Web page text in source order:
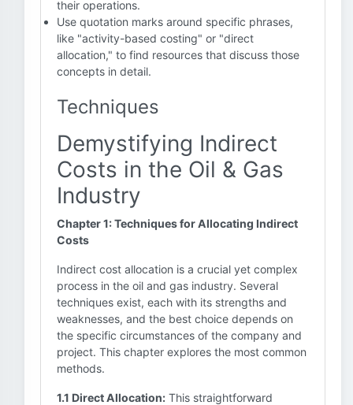
their operations.
Use quotation marks around specific phrases,
like "activity-based costing" or "direct
allocation," to find resources that discuss those
concepts in detail.
Techniques
Demystifying Indirect
Costs in the Oil & Gas
Industry
Chapter 1: Techniques for Allocating Indirect
Costs
Indirect cost allocation is a crucial yet complex
process in the oil and gas industry. Several
techniques exist, each with its strengths and
weaknesses, and the best choice depends on
the specific circumstances of the company and
project. This chapter explores the most common
methods.
1.1 Direct Allocation: This straightforward